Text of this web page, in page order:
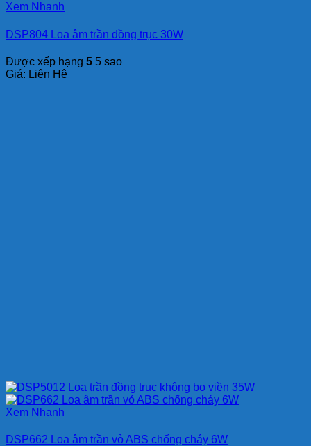
Xem Nhanh
DSP804 Loa âm trần đồng trục 30W
Được xếp hạng 5 5 sao
Giá: Liên Hệ
Xem Nhanh
DSP662 Loa âm trần vỏ ABS chống cháy 6W